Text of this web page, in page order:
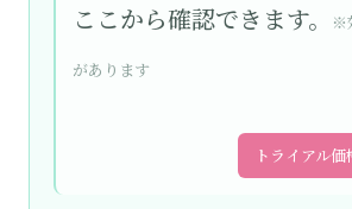
ここから確認できます。
※
があります
トライアル